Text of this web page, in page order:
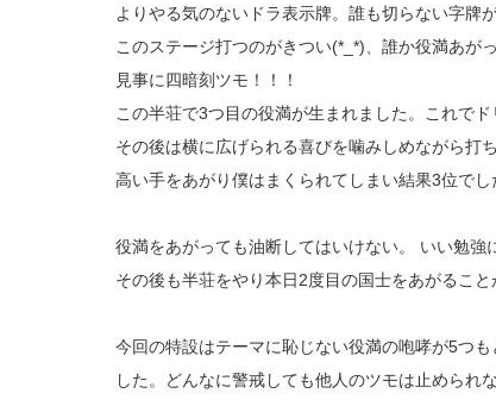
よりやる気のないドラ表示牌。誰も切らない字牌
このステージ打つのがきつい(*_*)、誰か役満あが
見事に四暗刻ツモ！！！
この半荘で3つ目の役満が生まれました。これでド
その後は横に広げられる喜びを噛みしめながら打
高い手をあがり僕はまくられてしまい結果3位でし
役満をあがっても油断してはいけない。 いい勉強
その後も半荘をやり本日2度目の国士をあがるこ
今回の特設はテーマに恥じない役満の咆哮が5つ
した。どんなに警戒しても他人のツモは止められ